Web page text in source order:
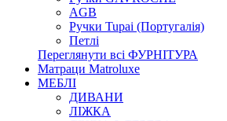
AGB
Ручки Tupai (Португалія)
Петлі
Переглянути всі ФУРНІТУРА
Матраци Matroluxe
МЕБЛІ
ДИВАНИ
ЛІЖКА